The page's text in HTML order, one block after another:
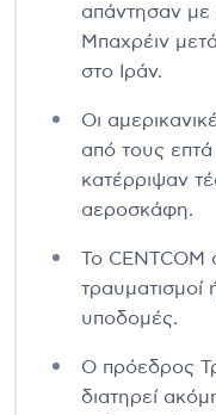
απάντησαν με
Μπαχρέιν
στο Ιράν.
Οι
από τους
κατέρριψαν
αεροσκάφη.
Το CENTCOM
τραυματισμοί
υποδομές.
Ο πρόεδρος
διατηρεί